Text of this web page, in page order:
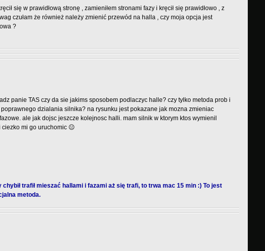
się w prawidłową stronę , zamieniłem stronami fazy i kręcił się prawidłowo , z
czułam że również należy zmienić przewód na halla , czy moja opcja jest
?
panie TAS czy da sie jakims sposobem podlaczyc halle? czy tylko metoda prob i
poprawnego dzialania silnika? na rysunku jest pokazane jak mozna zmieniac
ale jak dojsc jeszcze kolejnosc halli. mam silnik w ktorym ktos wymienil
ciezko mi go uruchomic 😐
chybił trafił mieszać hallami i fazami aż się trafi, to trwa mac 15 min :) To jest
metoda.